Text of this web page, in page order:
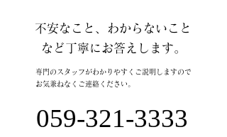
不安なこと、わからないこと
など丁寧にお答えします。
専門のスタッフがわかりやすくご説明しますので
お気兼ねなくご連絡ください。
059-321-3333